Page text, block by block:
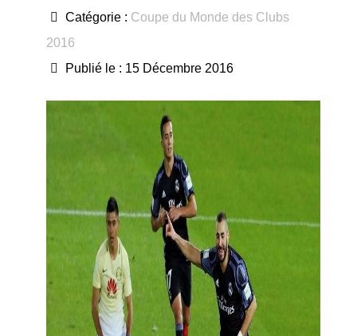
Catégorie : Coupe du Monde des Clubs
2016
Publié le : 15 Décembre 2016